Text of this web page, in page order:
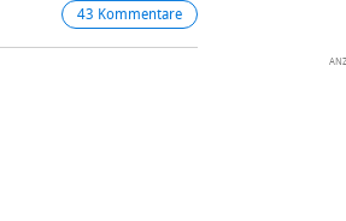
43 Kommentare